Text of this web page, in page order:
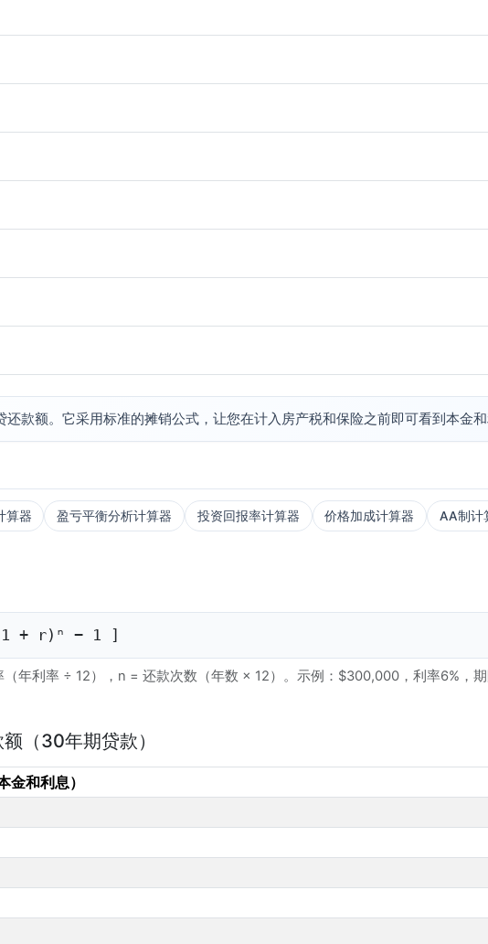
款额。它采用标准的摊销公式，让您在计入房产税和保险之前即可看到本金和
算器 盈亏平衡分析计算器 投资回报率计算器 价格加成计算器 AA制计
+ r)ⁿ − 1 ]
（年利率 ÷ 12），n = 还款次数（年数 × 12）。示例：$300,000，利率6%
（30年期贷款）
金和利息）